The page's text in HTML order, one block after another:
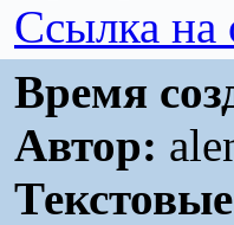
Ссылка на
Время
Автор: